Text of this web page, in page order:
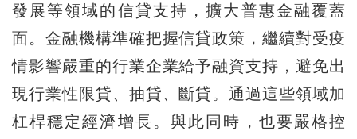
發展等領域的信貸支持，擴大普惠金融覆蓋
面。金融機構準確把握信貸政策，繼續對受疫
情影響嚴重的行業企業給予融資支持，避免出
現行業性限貸、抽貸、斷貸。通過這些領域加
杠桿穩定經濟增長。與此同時，也要嚴格控